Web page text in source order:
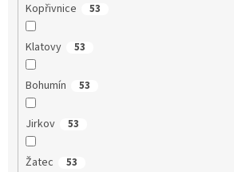
Kopřivnice 53
Klatovy 53
Bohumín 53
Jirkov 53
Žatec 53